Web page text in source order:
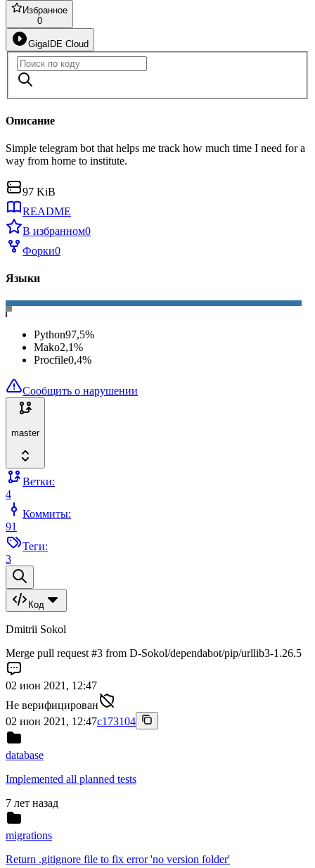
Избранное
0
GigaIDE Cloud
Описание
Simple telegram bot that helps me track how much time I need for a
way from home to institute.
97 KiB
README
В избранном0
Форки0
Языки
Python97,5%
Mako2,1%
Procfile0,4%
Сообщить о нарушении
master
Ветки:
4
Коммиты:
91
Теги:
3
Код
Dmitrii Sokol
Merge pull request #3 from D-Sokol/dependabot/pip/urllib3-1.26.5
02 июн 2021, 12:47
Не верифицирован
02 июн 2021, 12:47c173104
database
Implemented all planned tests
7 лет назад
migrations
Return .gitignore file to fix error 'no version folder'